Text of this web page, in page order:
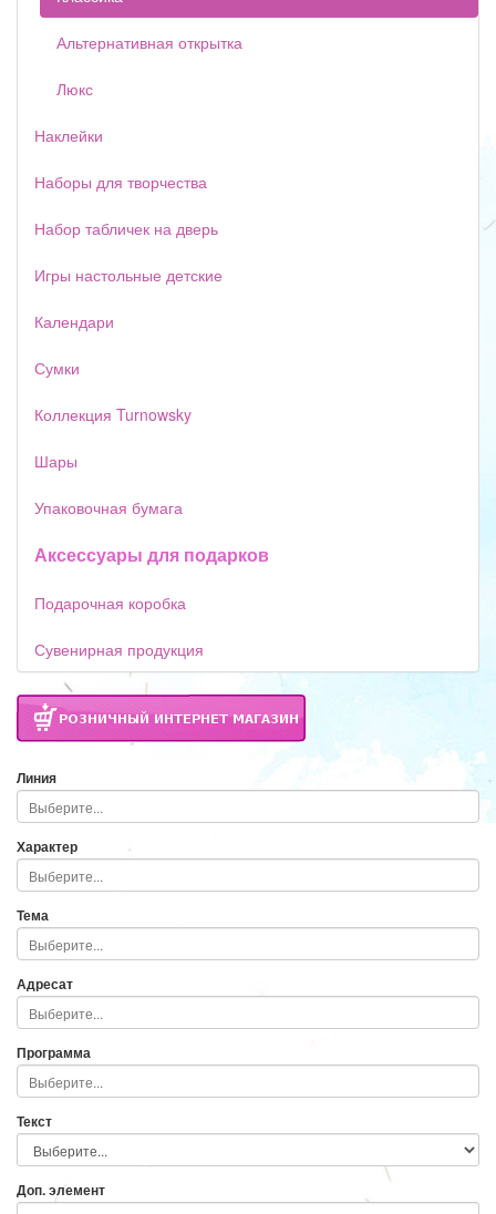
Альтернативная открытка
Люкс
Наклейки
Наборы для творчества
Набор табличек на дверь
Игры настольные детские
Календари
Сумки
Коллекция Turnowsky
Шары
Упаковочная бумага
Аксессуары для подарков
Подарочная коробка
Сувенирная продукция
Линия
Характер
Тема
Адресат
Программа
Текст
Доп. элемент